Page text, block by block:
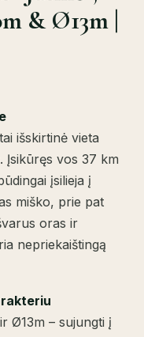
& Ø13m |
išskirtinė vieta
Įsikūręs vos 37 km
įsilieja į
miško, prie pat
oras ir
nepriekaištingą
Ø13m – sujungti į